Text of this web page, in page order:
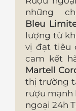
những
Bleu
lượng từ
vị đạt tiêu
cam kết
Martell
thị trường
rượu mạnh
ngoại 24h